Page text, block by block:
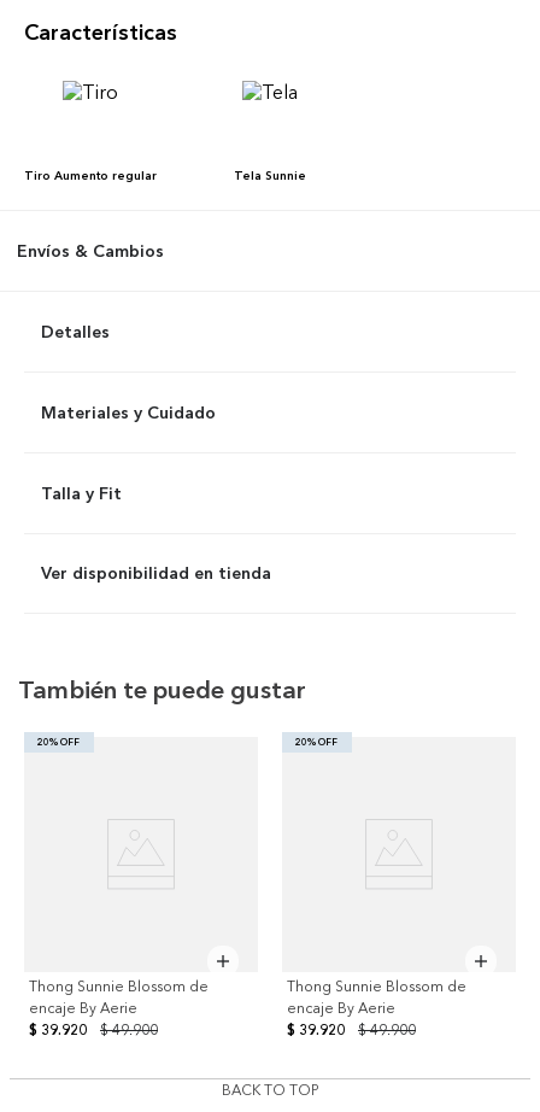
Características
Tiro Aumento regular Tela Sunnie
Envíos & Cambios
Detalles
Materiales y Cuidado
Talla y Fit
Ver disponibilidad en tienda
También te puede gustar
20% OFF
Thong Sunnie Blossom de
encaje By Aerie
$ 49.900
$ 39.920
20% OFF
Thong Sunnie Blossom de
encaje By Aerie
$ 49.900
$ 39.920
BACK TO TOP